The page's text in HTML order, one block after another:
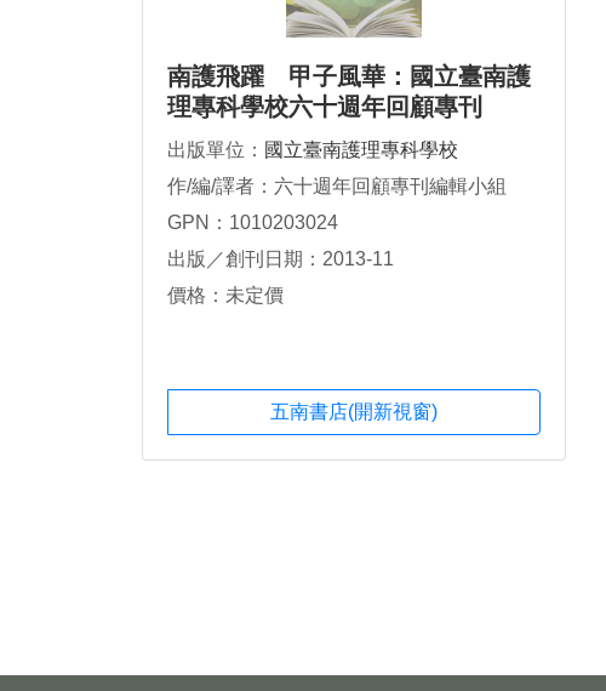
南護飛躍 甲子風華：國立臺南護
理專科學校六十週年回顧專刊
出版單位： 國立臺南護理專科學校
作/編/譯者：六十週年回顧專刊編輯小組
GPN：1010203024
出版／創刊日期：2013-11
價格：未定價
五南書店(開新視窗)